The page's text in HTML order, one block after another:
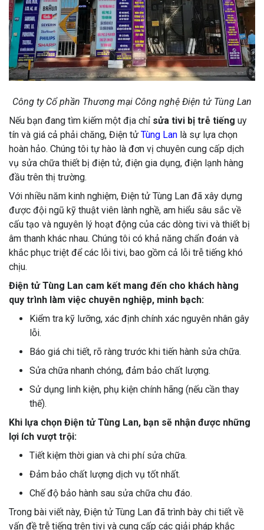
Công ty Cổ phần Thương mại Công nghệ Điện tử Tùng Lan
Nếu bạn đang tìm kiếm một địa chỉ sửa tivi bị trễ tiếng uy
tín và giá cả phải chăng, Điện tử Tùng Lan là sự lựa chọn
hoàn hảo. Chúng tôi tự hào là đơn vị chuyên cung cấp dịch
vụ sửa chữa thiết bị điện tử, điện gia dụng, điện lạnh hàng
đầu trên thị trường.
Với nhiều năm kinh nghiệm, Điện tử Tùng Lan đã xây dựng
được đội ngũ kỹ thuật viên lành nghề, am hiểu sâu sắc về
cấu tạo và nguyên lý hoạt động của các dòng tivi và thiết bị
âm thanh khác nhau. Chúng tôi có khả năng chẩn đoán và
khắc phục triệt để các lỗi tivi, bao gồm cả lỗi trễ tiếng khó
chịu.
Điện tử Tùng Lan cam kết mang đến cho khách hàng
quy trình làm việc chuyên nghiệp, minh bạch:
Kiểm tra kỹ lưỡng, xác định chính xác nguyên nhân gây
lỗi.
Báo giá chi tiết, rõ ràng trước khi tiến hành sửa chữa.
Sửa chữa nhanh chóng, đảm bảo chất lượng.
Sử dụng linh kiện, phụ kiện chính hãng (nếu cần thay
thế).
Khi lựa chọn Điện tử Tùng Lan, bạn sẽ nhận được những
lợi ích vượt trội:
Tiết kiệm thời gian và chi phí sửa chữa.
Đảm bảo chất lượng dịch vụ tốt nhất.
Chế độ bảo hành sau sửa chữa chu đáo.
Trong bài viết này, Điện tử Tùng Lan đã trình bày chi tiết về
vấn đề trễ tiếng trên tivi và cung cấp các giải pháp khắc